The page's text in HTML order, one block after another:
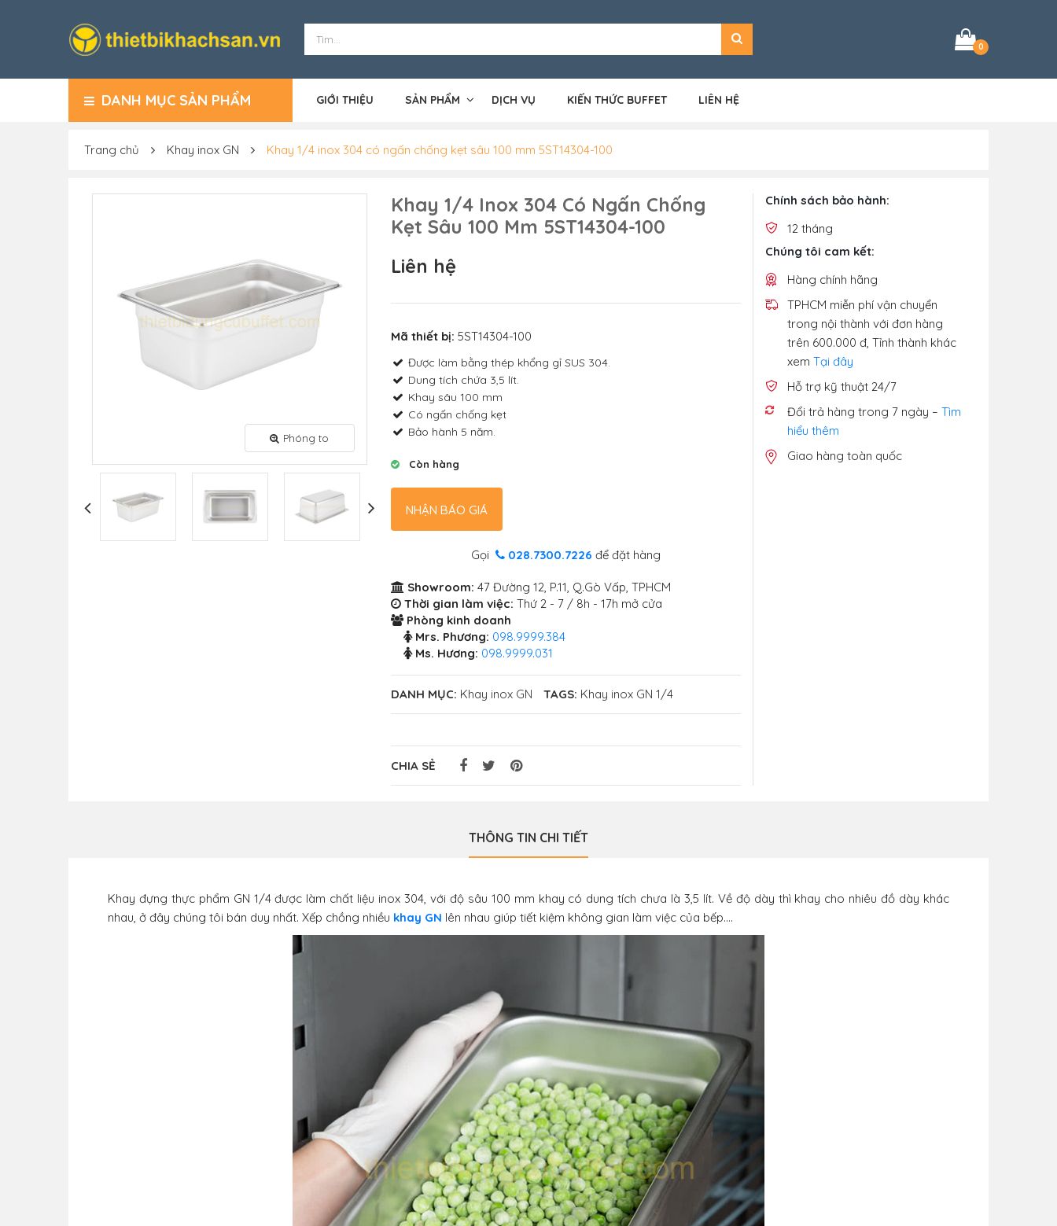
0
DANH MỤC SẢN PHẨM GIỚI THIỆU SẢN PHẨM DỊCH VỤ KIẾN THỨC BUFFET LIÊN HỆ
Trang chủ Khay inox GN Khay 1/4 inox 304 có ngấn chống kẹt sâu 100 mm 5ST14304-100
Phóng to
Khay 1/4 Inox 304 Có Ngấn Chống
Kẹt Sâu 100 Mm 5ST14304-100
Liên hệ
Mã thiết bị: 5ST14304-100
Được làm bằng thép khổng gỉ SUS 304.
Dung tích chứa 3,5 lít.
Khay sâu 100 mm
Có ngấn chống kẹt
Bảo hành 5 năm.
Còn hàng
NHẬN BÁO GIÁ
Gọi 028.7300.7226 để đặt hàng
Showroom: 47 Đường 12, P.11, Q.Gò Vấp, TPHCM
Thời gian làm việc: Thứ 2 - 7 / 8h - 17h mở cửa
Phòng kinh doanh
Mrs. Phương: 098.9999.384
Ms. Hương: 098.9999.031
DANH MỤC: Khay inox GN TAGS: Khay inox GN 1/4
CHIA SẺ
Chính sách bảo hành:
12 tháng
Chúng tôi cam kết:
Hàng chính hãng
TPHCM miễn phí vận chuyển
trong nội thành với đơn hàng
trên 600.000 đ, Tỉnh thành khác
xem Tại đây
Hỗ trợ kỹ thuật 24/7
Đổi trả hàng trong 7 ngày – Tìm
hiểu thêm
Giao hàng toàn quốc
THÔNG TIN CHI TIẾT
Khay đựng thực phẩm GN 1/4 được làm chất liệu inox 304, với độ sâu 100 mm khay có dung tích chưa là 3,5 lít. Về độ dày thì khay cho nhiêu đồ dày khác
nhau, ở đây chúng tôi bán duy nhất. Xếp chồng nhiều khay GN lên nhau giúp tiết kiệm không gian làm việc của bếp....